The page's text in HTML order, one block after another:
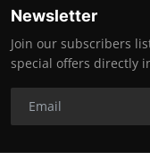
Newsletter
Join our subscribers
special offers directly